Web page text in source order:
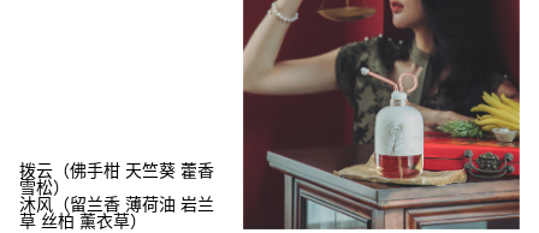
拨云（佛手柑 天竺葵 藿香
雪松）
沐风（留兰香 薄荷油 岩兰
草 丝柏 薰衣草）